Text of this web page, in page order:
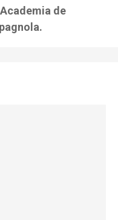
de